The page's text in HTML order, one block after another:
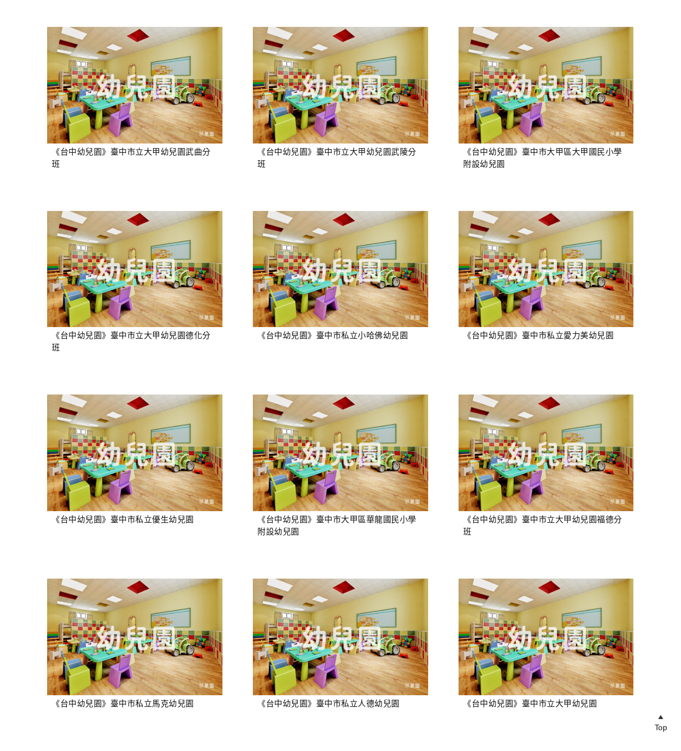
《台中幼兒園》臺中市立大甲幼兒園武曲分
班
《台中幼兒園》臺中市立大甲幼兒園武陵分
班
《台中幼兒園》臺中市大甲區大甲國民小學
附設幼兒園
《台中幼兒園》臺中市立大甲幼兒園德化分
班
《台中幼兒園》臺中市私立小哈佛幼兒園 《台中幼兒園》臺中市私立愛力美幼兒園
《台中幼兒園》臺中市私立優生幼兒園
《台中幼兒園》臺中市大甲區華龍國民小學
附設幼兒園
《台中幼兒園》臺中市立大甲幼兒園福德分
班
《台中幼兒園》臺中市私立馬克幼兒園 《台中幼兒園》臺中市私立人德幼兒園 《台中幼兒園》臺中市立大甲幼兒園
Top